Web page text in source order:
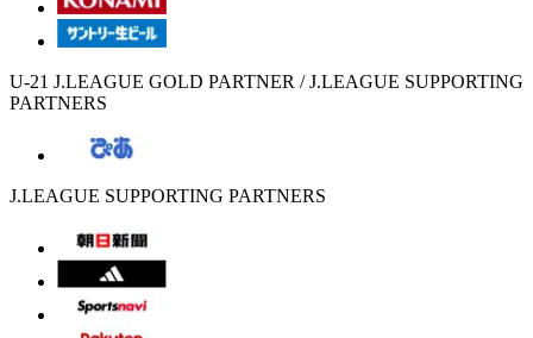
U-21 J.LEAGUE GOLD PARTNER / J.LEAGUE SUPPORTING
PARTNERS
J.LEAGUE SUPPORTING PARTNERS